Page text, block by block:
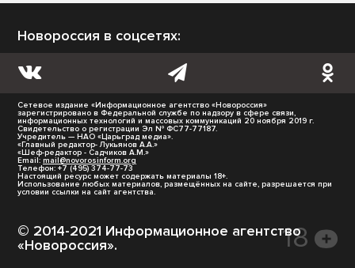
Новороссия в соцсетях:
Сетевое издание «Информационное агентство «Новороссия»
зарегистрировано в Федеральной службе по надзору в сфере связи,
информационных технологий и массовых коммуникаций 20 ноября 2019 г.
Свидетельство о регистрации Эл № ФС77-77187.
Учредитель — НАО «Царьград медиа».
«Главный редактор- Лукьянов А.А.»
«Шеф-редактор - Садчиков А.М.»
Email: mail@novorosinform.org
Телефон: +7 (495) 374-77-73
Настоящий ресурс может содержать материалы 18+.
Использование любых материалов, размещённых на сайте, разрешается при
условии ссылки на сайт агентства.
© 2014-2021 Информационное агентство
«Новороссия».